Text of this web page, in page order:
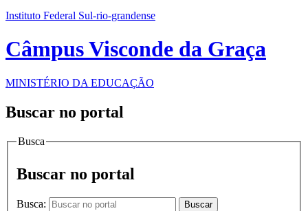
Instituto Federal Sul-rio-grandense
Câmpus Visconde da Graça
MINISTÉRIO DA EDUCAÇÃO
Buscar no portal
Busca
Buscar no portal
Busca: Buscar